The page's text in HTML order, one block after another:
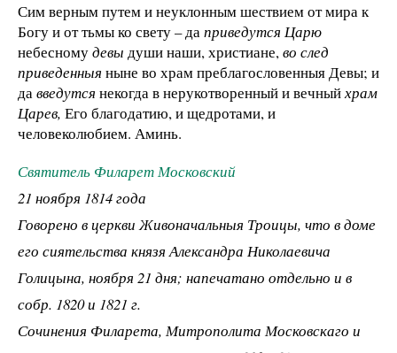
Сим верным путем и неуклонным шествием от мира к
Богу и от тьмы ко свету – даприведутся Царю
небесномудевы души наши, христиане,во след
приведенныя ныне во храм преблагословенныя Девы; и
давведутся некогда в нерукотворенный и вечныйхрам
Царев, Его благодатию, и щедротами, и
человеколюбием. Аминь.
Святитель Филарет Московский
21 ноября 1814 года
Говорено в церкви Живоначальныя Троицы, что в доме
его сиятельства князя Александра Николаевича
Голицына, ноября 21 дня; напечатано отдельно и в
собр. 1820 и 1821 г.
Сочинения Филарета, Митрополита Московскаго и